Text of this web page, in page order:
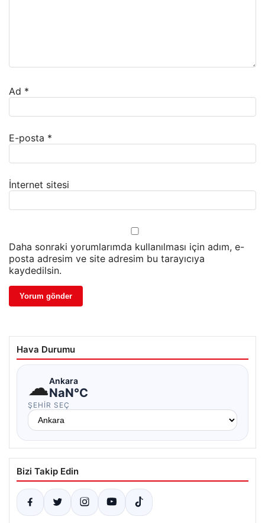
Ad *
E-posta *
İnternet sitesi
Daha sonraki yorumlarımda kullanılması için adım, e-
posta adresim ve site adresim bu tarayıcıya
kaydedilsin.
Hava Durumu
☁Ankara
NaN°C
ŞEHIR SEÇ
Bizi Takip Edin